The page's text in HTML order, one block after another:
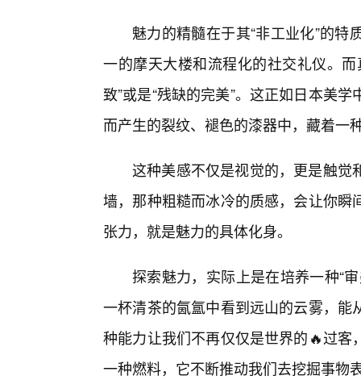
魅力的精髓在于其“非工业化”的
一的摩天大楼和流程化的社交礼仪。
致”或是“残缺的完美”。这正如日本美
而产生的裂纹、褪色的漆器中，藏着一
这种美感不仅是视觉的，更是触觉
墙，那种粗糙而冰冷的质感，会让你
张力，就是魅力的具体化身。
探索魅力，实际上是在培养一种“
一杯清茶的氤氲中看到远山的云雾，
种能力让我们不再仅仅是世界的🔥过
一种燃料，它不断推动我们去挖掘事物